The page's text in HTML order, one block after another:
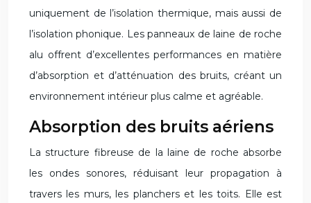
uniquement de l’isolation thermique, mais aussi de
l’isolation phonique. Les panneaux de laine de roche
alu offrent d’excellentes performances en matière
d’absorption et d’atténuation des bruits, créant un
environnement intérieur plus calme et agréable.
Absorption des bruits aériens
La structure fibreuse de la laine de roche absorbe
les ondes sonores, réduisant leur propagation à
travers les murs, les planchers et les toits. Elle est